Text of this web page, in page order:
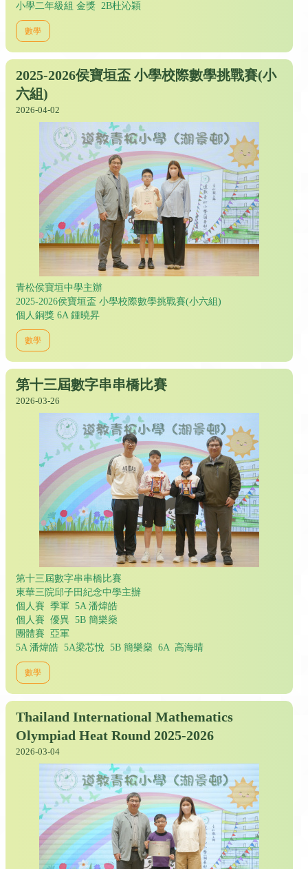
小學二年級組 金獎 2B杜沁穎
數學
2025-2026侯寶垣盃 小學校際數學挑戰賽(小
六組)
2026-04-02
青松侯寶垣中學主辦
2025-2026侯寶垣盃 小學校際數學挑戰賽(小六組)
個人銅獎 6A 鍾曉昇
數學
第十三屆數字串串橋比賽
2026-03-26
第十三屆數字串串橋比賽
東華三院邱子田紀念中學主辦
個人賽 季軍 5A 潘煒皓
個人賽 優異 5B 簡樂燊
團體賽 亞軍
5A 潘煒皓 5A梁芯悅 5B 簡樂燊 6A 高海晴
數學
Thailand International Mathematics
Olympiad Heat Round 2025-2026
2026-03-04